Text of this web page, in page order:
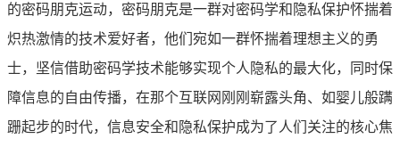
的密码朋克运动，密码朋克是一群对密码学和隐私保护怀揣着
炽热激情的技术爱好者，他们宛如一群怀揣着理想主义的勇
士，坚信借助密码学技术能够实现个人隐私的最大化，同时保
障信息的自由传播，在那个互联网刚刚崭露头角、如婴儿般蹒
跚起步的时代，信息安全和隐私保护成为了人们关注的核心焦